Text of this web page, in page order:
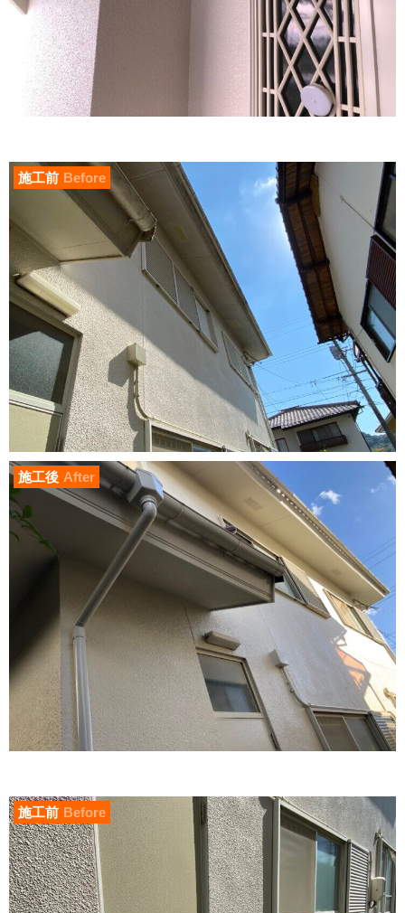
施工前 Before
施工後 After
施工前 Before